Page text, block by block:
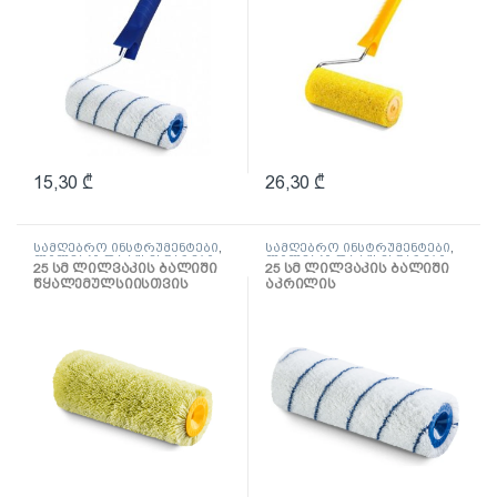
15,30 ₾ 26,30 ₾
სამღებრო ინსტრუმენტები,
ლილვაკი და აქსესუარები
25 სმ ლილვაკის ბალიში
წყალემულსიისთვის
სამღებრო ინსტრუმენტები,
ლილვაკი და აქსესუარები
25 სმ ლილვაკის ბალიში
აკრილის